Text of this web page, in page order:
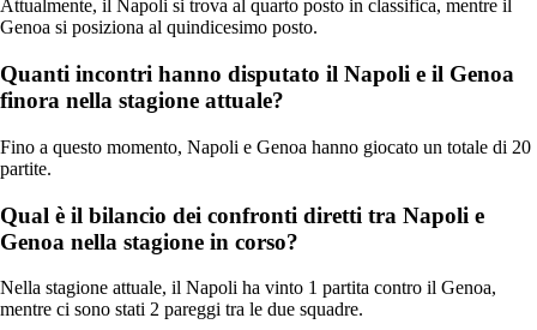
Attualmente, il Napoli si trova al quarto posto in classifica, mentre il
Genoa si posiziona al quindicesimo posto.
Quanti incontri hanno disputato il Napoli e il Genoa
finora nella stagione attuale?
Fino a questo momento, Napoli e Genoa hanno giocato un totale di 20
partite.
Qual è il bilancio dei confronti diretti tra Napoli e
Genoa nella stagione in corso?
Nella stagione attuale, il Napoli ha vinto 1 partita contro il Genoa,
mentre ci sono stati 2 pareggi tra le due squadre.